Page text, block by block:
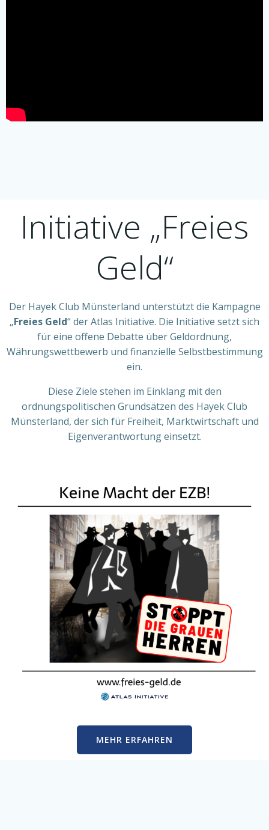
Initiative „Freies
Geld“
Der Hayek Club Münsterland unterstützt die Kampagne
„Freies Geld“ der Atlas Initiative. Die Initiative setzt sich
für eine offene Debatte über Geldordnung,
Währungswettbewerb und finanzielle Selbstbestimmung
ein.
Diese Ziele stehen im Einklang mit den
ordnungspolitischen Grundsätzen des Hayek Club
Münsterland, der sich für Freiheit, Marktwirtschaft und
Eigenverantwortung einsetzt.
MEHR ERFAHREN